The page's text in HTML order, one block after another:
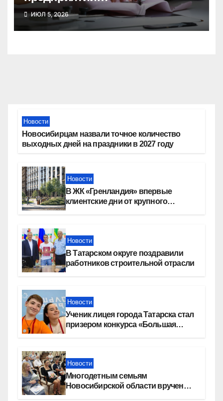
зарегистрировано в
Новосибирской области
ИЮЛ 5, 2026
Новости
Новосибирцам назвали точное количество
выходных дней на праздники в 2027 году
Новости
В ЖК «Гренландия» впервые
клиентские дни от крупного
Новости
В Татарском округе поздравили
работников строительной отрасли
Новости
Ученик лицея города Татарска стал
призером конкурса «Большая
Новости
Многодетным семьям
Новосибирской области вручены